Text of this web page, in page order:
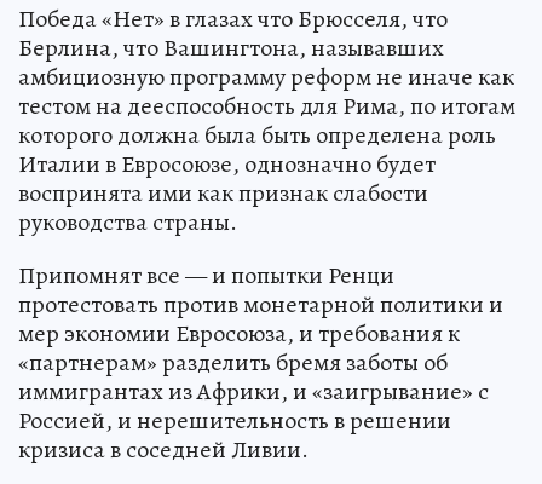
Победа «Нет» в глазах что Брюсселя, что
Берлина, что Вашингтона, называвших
амбициозную программу реформ не иначе как
тестом на дееспособность для Рима, по итогам
которого должна была быть определена роль
Италии в Евросоюзе, однозначно будет
воспринята ими как признак слабости
руководства страны.
Припомнят все — и попытки Ренци
протестовать против монетарной политики и
мер экономии Евросоюза, и требования к
«партнерам» разделить бремя заботы об
иммигрантах из Африки, и «заигрывание» с
Россией, и нерешительность в решении
кризиса в соседней Ливии.